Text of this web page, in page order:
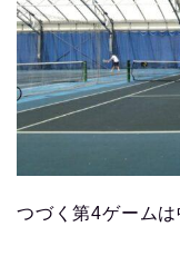
つづく第4ゲームは